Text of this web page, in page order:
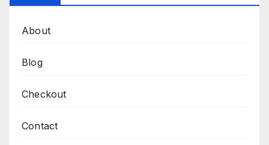
About
Blog
Checkout
Contact